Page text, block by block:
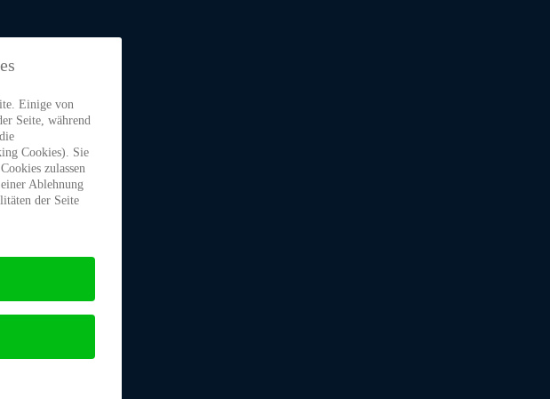
Einige von
Seite, während
Cookies). Sie
zulassen
Ablehnung
der Seite